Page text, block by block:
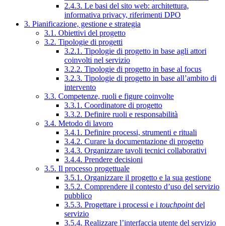
2.4.3. Le basi del sito web: architettura,
informativa privacy, riferimenti DPO
3. Pianificazione, gestione e strategia
3.1. Obiettivi del progetto
3.2. Tipologie di progetti
3.2.1. Tipologie di progetto in base agli attori
coinvolti nel servizio
3.2.2. Tipologie di progetto in base al focus
3.2.3. Tipologie di progetto in base all’ambito di
intervento
3.3. Competenze, ruoli e figure coinvolte
3.3.1. Coordinatore di progetto
3.3.2. Definire ruoli e responsabilità
3.4. Metodo di lavoro
3.4.1. Definire processi, strumenti e rituali
3.4.2. Curare la documentazione di progetto
3.4.3. Organizzare tavoli tecnici collaborativi
3.4.4. Prendere decisioni
3.5. Il processo progettuale
3.5.1. Organizzare il progetto e la sua gestione
3.5.2. Comprendere il contesto d’uso del servizio
pubblico
3.5.3. Progettare i processi e i touchpointdel
servizio
3.5.4. Realizzare l’interfaccia utente del servizio